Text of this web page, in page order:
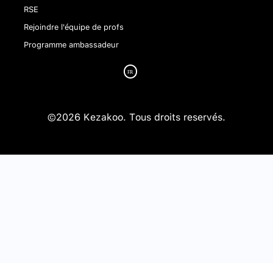
RSE
Rejoindre l'équipe de profs
Programme ambassadeur
©2026 Kezakoo. Tous droits reservés.